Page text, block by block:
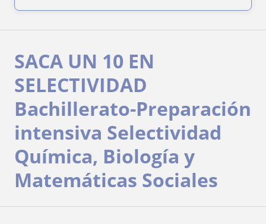
SACA UN 10 EN
SELECTIVIDAD
Bachillerato-Preparación
intensiva Selectividad
Química, Biología y
Matemáticas Sociales